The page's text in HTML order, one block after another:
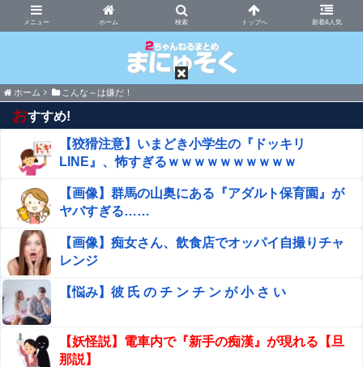
ホーム 新着&人気
まにゅそく 2chまとめニュース速報VIP
ホーム こんな～は嫌だ！
おすすめ!
【狡猾注意】いまどき小学生の『ドッキリ
LINE』、怖すぎるｗｗｗｗｗｗｗｗｗｗ
【画像】群馬の山奥にある『アダルト保育園』が
ヤバすぎる……
【画像】痴女さん、飲食店でオッパイ自撮りチャ
レンジ
【悩み】彼 氏 の チ ン チ ン が 小 さ い
【妖怪説】電車内で『新手の痴漢』が現れる【旦
那説】